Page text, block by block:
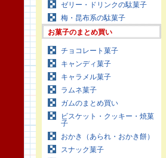
ゼリー・ドリンクの駄菓子
梅・昆布系の駄菓子
お菓子のまとめ買い
チョコレート菓子
キャンディ菓子
キャラメル菓子
ラムネ菓子
ガムのまとめ買い
ビスケット・クッキー・焼菓
子
おかき（あられ・おかき餅）
スナック菓子